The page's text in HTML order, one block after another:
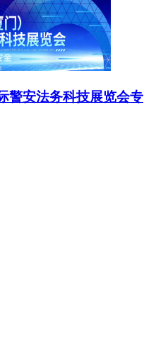
警安法务科技展览会专